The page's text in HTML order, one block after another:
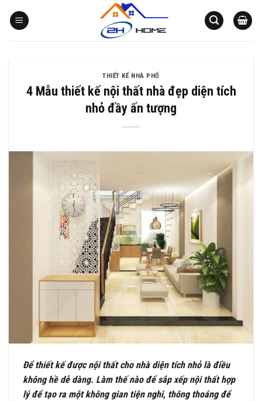
qua
THIẾT KẾ NHÀ PHỐ
4 Mẫu thiết kế nội thất nhà đẹp diện tích
nhỏ đầy ấn tượng
Để thiết kế được nội thất cho nhà diện tích nhỏ là điều
không hề dễ dàng. Làm thế nào để sắp xếp nội thất hợp
lý để tạo ra một không gian tiện nghi, thông thoáng để